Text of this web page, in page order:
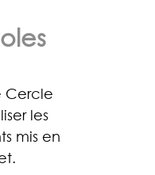
Cercle
les
mis en